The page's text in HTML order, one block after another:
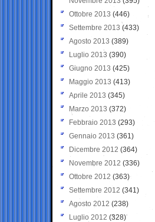
Ottobre 2013 (446)
Settembre 2013 (433)
Agosto 2013 (389)
Luglio 2013 (390)
Giugno 2013 (425)
Maggio 2013 (413)
Aprile 2013 (345)
Marzo 2013 (372)
Febbraio 2013 (293)
Gennaio 2013 (361)
Dicembre 2012 (364)
Novembre 2012 (336)
Ottobre 2012 (363)
Settembre 2012 (341)
Agosto 2012 (238)
Luglio 2012 (328)